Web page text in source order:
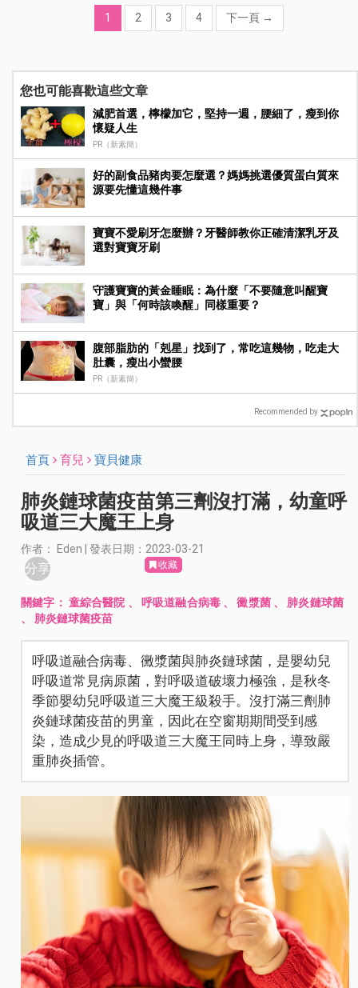
1 2 3 4 下一頁 →
您也可能喜歡這些文章
減肥首選，檸檬加它，堅持一週，腰細了，瘦到你
懷疑人生
PR（新素簡）
好的副食品豬肉要怎麼選？媽媽挑選優質蛋白質來
源要先懂這幾件事
寶寶不愛刷牙怎麼辦？牙醫師教你正確清潔乳牙及
選對寶寶牙刷
守護寶寶的黃金睡眠：為什麼「不要隨意叫醒寶
寶」與「何時該喚醒」同樣重要？
腹部脂肪的「剋星」找到了，常吃這幾物，吃走大
肚囊，瘦出小蠻腰
PR（新素簡）
Recommended by
首頁 育兒 寶貝健康
肺炎鏈球菌疫苗第三劑沒打滿，幼童呼
吸道三大魔王上身
作者： Eden | 發表日期：2023-03-21
分享 收藏
關鍵字： 童綜合醫院 、呼吸道融合病毒 、黴漿菌、 肺炎鏈球菌
、 肺炎鏈球菌疫苗
呼吸道融合病毒、黴漿菌與肺炎鏈球菌，是嬰幼兒
呼吸道常見病原菌，對呼吸道破壞力極強，是秋冬
季節嬰幼兒呼吸道三大魔王級殺手。沒打滿三劑肺
炎鏈球菌疫苗的男童，因此在空窗期期間受到感
染，造成少見的呼吸道三大魔王同時上身，導致嚴
重肺炎插管。